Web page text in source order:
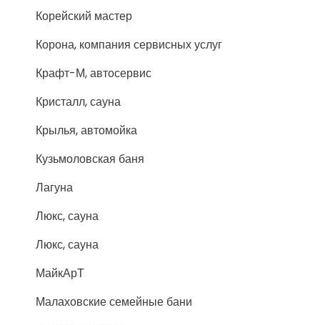
Корейский мастер
Корона, компания сервисных услуг
Крафт-М, автосервис
Кристалл, сауна
Крылья, автомойка
Кузьмоловская баня
Лагуна
Люкс, сауна
Люкс, сауна
МайкАрТ
Малаховские семейные бани